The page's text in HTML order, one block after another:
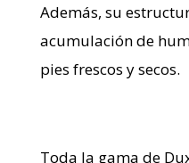
Además, su
acumulación de
pies frescos y secos.
Toda la gama de